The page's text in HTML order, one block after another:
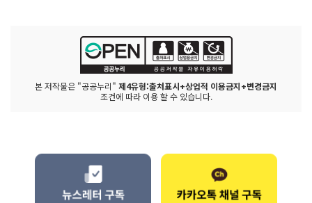
본 저작물은 "공공누리" 제4유형:출처표시+상업적 이용금지+변경금지
조건에 따라 이용 할 수 있습니다.